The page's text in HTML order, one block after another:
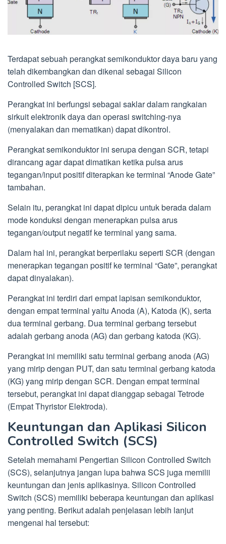
Terdapat sebuah perangkat semikonduktor daya baru yang
telah dikembangkan dan dikenal sebagai Silicon
Controlled Switch [SCS].
Perangkat ini berfungsi sebagai saklar dalam rangkaian
sirkuit elektronik daya dan operasi switching-nya
(menyalakan dan mematikan) dapat dikontrol.
Perangkat semikonduktor ini serupa dengan SCR, tetapi
dirancang agar dapat dimatikan ketika pulsa arus
tegangan/input positif diterapkan ke terminal “Anode Gate”
tambahan.
Selain itu, perangkat ini dapat dipicu untuk berada dalam
mode konduksi dengan menerapkan pulsa arus
tegangan/output negatif ke terminal yang sama.
Dalam hal ini, perangkat berperilaku seperti SCR (dengan
menerapkan tegangan positif ke terminal “Gate”, perangkat
dapat dinyalakan).
Perangkat ini terdiri dari empat lapisan semikonduktor,
dengan empat terminal yaitu Anoda (A), Katoda (K), serta
dua terminal gerbang. Dua terminal gerbang tersebut
adalah gerbang anoda (AG) dan gerbang katoda (KG).
Perangkat ini memiliki satu terminal gerbang anoda (AG)
yang mirip dengan PUT, dan satu terminal gerbang katoda
(KG) yang mirip dengan SCR. Dengan empat terminal
tersebut, perangkat ini dapat dianggap sebagai Tetrode
(Empat Thyristor Elektroda).
Keuntungan dan Aplikasi Silicon
Controlled Switch (SCS)
Setelah memahami Pengertian Silicon Controlled Switch
(SCS), selanjutnya jangan lupa bahwa SCS juga memilii
keuntungan dan jenis aplikasinya. Silicon Controlled
Switch (SCS) memiliki beberapa keuntungan dan aplikasi
yang penting. Berikut adalah penjelasan lebih lanjut
mengenai hal tersebut: